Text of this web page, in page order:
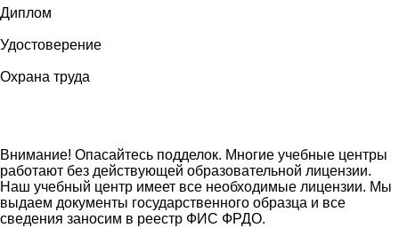
Диплом
Удостоверение
Охрана труда
Внимание! Опасайтесь подделок. Многие учебные центры
работают без действующей образовательной лицензии.
Наш учебный центр имеет все необходимые лицензии. Мы
выдаем документы государственного образца и все
сведения заносим в реестр ФИС ФРДО.